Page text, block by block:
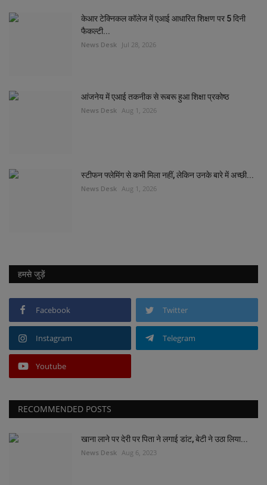
केआर टेक्निकल कॉलेज में एआई आधारित शिक्षण पर 5 दिनी
फैकल्टी...
News Desk Jul 28, 2026
आंजनेय में एआई तकनीक से रूबरू हुआ शिक्षा प्रकोष्ठ
News Desk Aug 1, 2026
स्टीफन फ्लेमिंग से कभी मिला नहीं, लेकिन उनके बारे में अच्छी...
News Desk Aug 1, 2026
हमसे जुड़ें
Facebook Twitter
Instagram Telegram
Youtube
RECOMMENDED POSTS
खाना लाने पर देरी पर पिता ने लगाई डांट, बेटी ने उठा लिया...
News Desk Aug 6, 2023